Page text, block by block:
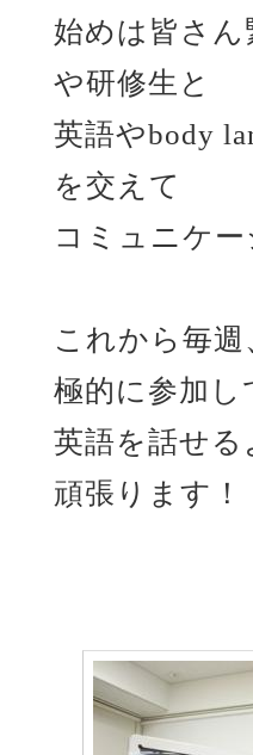
始めは皆さ
や研修生と
英語やbody
を交えて
コミュニケ
これから毎
極的に参加し
英語を話せ
頑張ります！